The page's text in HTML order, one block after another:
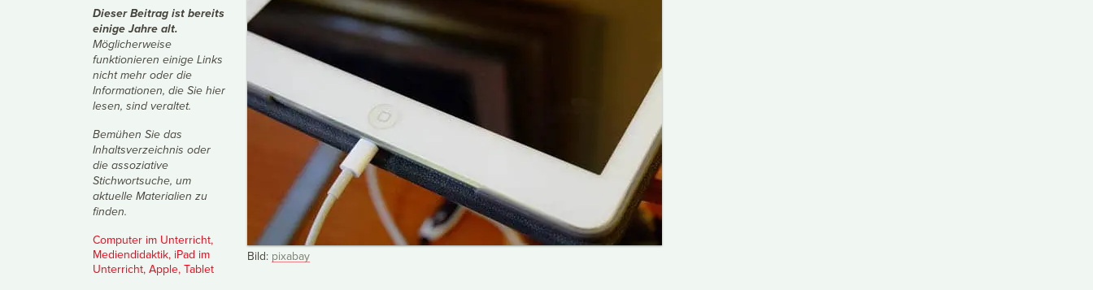
Dieser Beitrag ist bereits
einige Jahre alt.
Möglicherweise
funktionieren einige Links
nicht mehr oder die
Informationen, die Sie hier
lesen, sind veraltet.
Bemühen Sie das
Inhaltsverzeichnis oder
die assoziative
Stichwortsuche, um
aktuelle Materialien zu
finden.
Computer im Unterricht,
Mediendidaktik, iPad im
Unterricht, Apple, Tablet
Bild: pixabay